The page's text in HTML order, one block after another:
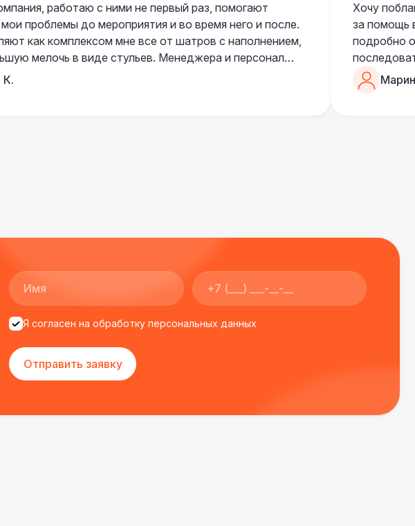
работаю с ними не первый раз, помогают
проблемы до мероприятия и во время него и после.
как комплексом мне все от шатров с наполнением,
мелочь в виде стульев. Менеджера и персонал
честный всегда подскажут что лучше взять и
праздник. Очень люблю работать именно с ними,
К.
Хочу
за помощь
подробно
Романом,
«Рука с
Я согласен на обработку персональных данных
Отправить заявку